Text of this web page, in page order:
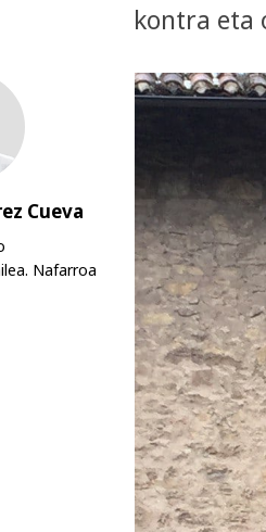
kontra eta
Cueva
Nafarroa